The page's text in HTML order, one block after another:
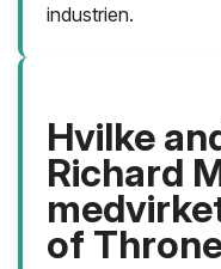
industrien.
Hvilke
Richard
of